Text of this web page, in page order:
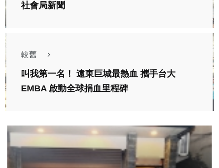
社會局新聞
較舊
叫我第一名！ 遠東巨城最熱血 攜手台大
EMBA 啟動全球捐血里程碑